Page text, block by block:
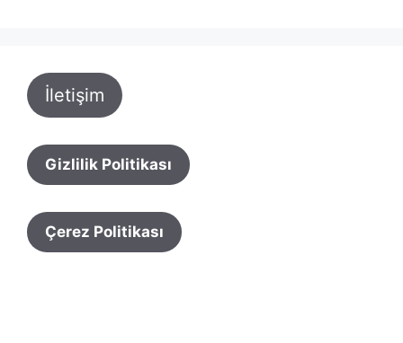
İletişim
Gizlilik Politikası
Çerez Politikası